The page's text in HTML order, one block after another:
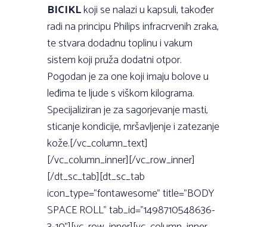
BICIKLkoji se nalazi u kapsuli, također
radi na principu Philips infracrvenih zraka,
te stvara dodadnu toplinu i vakum
sistem koji pruža dodatni otpor.
Pogodan je za one koji imaju bolove u
leđima te ljude s viškom kilograma.
Specijaliziran je za sagorjevanje masti,
sticanje kondicije, mršavljenje i zatezanje
kože.[/vc_column_text]
[/vc_column_inner][/vc_row_inner]
[/dt_sc_tab][dt_sc_tab
icon_type=”fontawesome” title=”BODY
SPACE ROLL” tab_id=”1498710548636-